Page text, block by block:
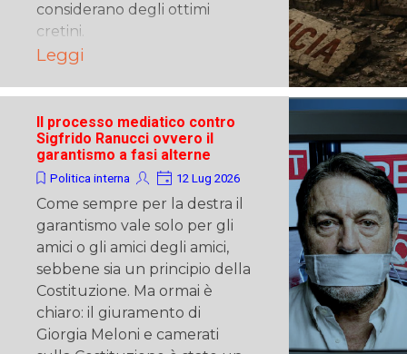
considerano degli ottimi
cretini.
Leggi
Il processo mediatico contro
Sigfrido Ranucci ovvero il
garantismo a fasi alterne
Politica interna 12 Lug 2026
Come sempre per la destra il
garantismo vale solo per gli
amici o gli amici degli amici,
sebbene sia un principio della
Costituzione. Ma ormai è
chiaro: il giuramento di
Giorgia Meloni e camerati